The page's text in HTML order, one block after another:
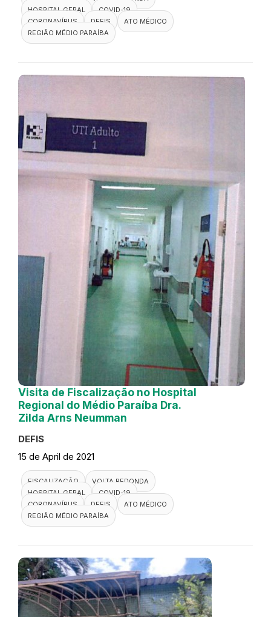
HOSPITAL GERAL
COVID-19
CORONAVÍRUS
DEFIS
ATO MÉDICO
REGIÃO MÉDIO PARAÍBA
Visita de Fiscalização no Hospital
Regional do Médio Paraíba Dra.
Zilda Arns Neumman
DEFIS
15 de April de 2021
FISCALIZAÇÃO
VOLTA REDONDA
HOSPITAL GERAL
COVID-19
CORONAVÍRUS
DEFIS
ATO MÉDICO
REGIÃO MÉDIO PARAÍBA